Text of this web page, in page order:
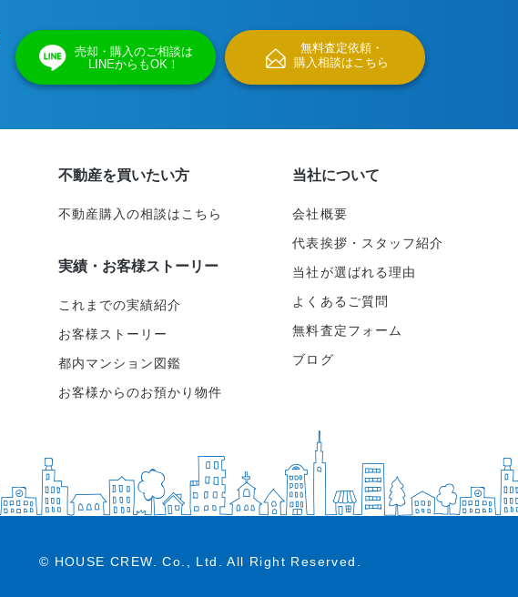
売却・購入のご相談は
LINEからもOK！
無料査定依頼・
購入相談はこちら
不動産を買いたい方
不動産購入の相談はこちら
実績・お客様ストーリー
これまでの実績紹介
お客様ストーリー
都内マンション図鑑
お客様からのお預かり物件
当社について
会社概要
代表挨拶・スタッフ紹介
当社が選ばれる理由
よくあるご質問
無料査定フォーム
ブログ
© HOUSE CREW. Co., Ltd.All Right Reserved.